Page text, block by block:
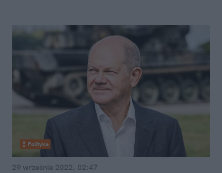
Polityka
29 września 2022, 02:47